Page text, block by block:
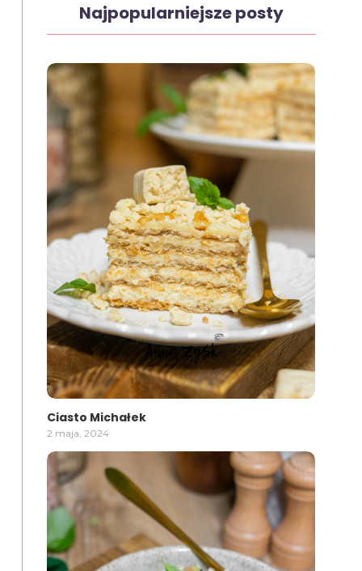
Najpopularniejsze posty
Ciasto Michałek
2 maja, 2024